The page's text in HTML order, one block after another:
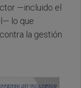
—incluido el
lo que
la gestión